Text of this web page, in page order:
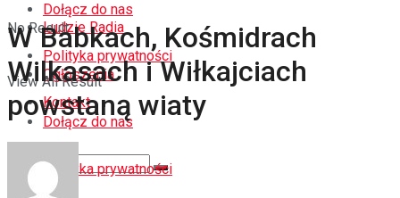
Dołącz do nas
Polityka prywatności
Kontakt
Ludzie Radia
Ogłoszenia
Dołącz do nas
Polityka prywatności
No Result
View All Result
W Babkach, Kośmidrach
Wilkasach i Wiłkajciach
powstaną wiaty